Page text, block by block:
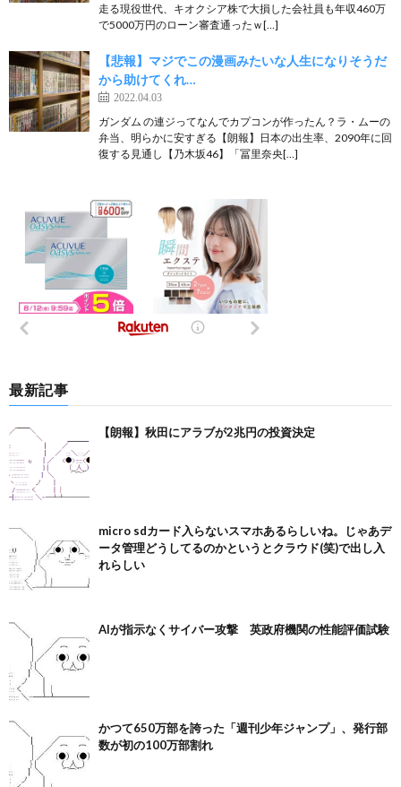
走る現役世代、キオクシア株で大損した会社員も年収460万
で5000万円のローン審査通ったｗ[…]
【悲報】マジでこの漫画みたいな人生になりそうだ
から助けてくれ…
2022.04.03
ガンダム の連ジってなんでカプコンが作ったん？ラ・ムーの
弁当、明らかに安すぎる【朗報】日本の出生率、2090年に回
復する見通し【乃木坂46】「冨里奈央[…]
最新記事
【朗報】秋田にアラブが2兆円の投資決定
micro sdカード入らないスマホあるらしいね。じゃあデ
ータ管理どうしてるのかというとクラウド(笑)で出し入
れらしい
AIが指示なくサイバー攻撃 英政府機関の性能評価試験
かつて650万部を誇った「週刊少年ジャンプ」、発行部
数が初の100万部割れ